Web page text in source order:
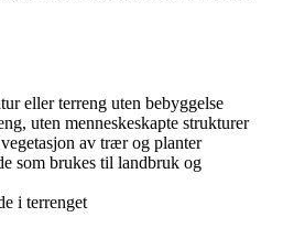
eller terreng uten bebyggelse
uten menneskeskapte strukturer
av trær og planter
som brukes til landbruk og
i terrenget